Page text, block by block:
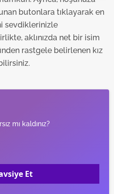
için İnternet
kişilere ait çerezler
çeşitli kişisel
ve sizlere yönelik
yapılması, amaçlarıyla
Çerezlere ilişkin detaylı bilgi
Çerez Bilgilendirme
butonlara tıklayarak en
sevdiklerinizle
aklınızda net bir isim
rastgele belirlenen kız
mı kaldınız?
Et